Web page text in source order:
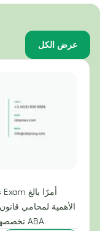
عرض الكل
الأهمية لمحامي
تخصصهم وتلبية المعايير الأخلاقية المعتمدة من قبل ABA.